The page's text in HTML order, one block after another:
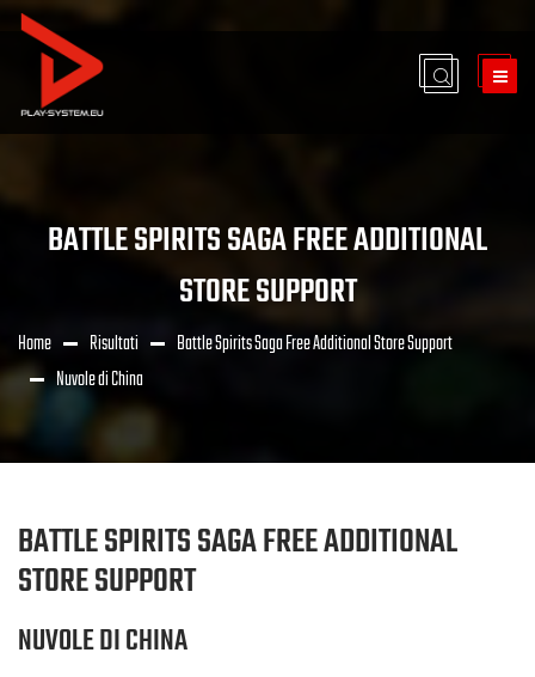
BATTLE SPIRITS SAGA FREE ADDITIONAL
STORE SUPPORT
Home Risultati
Battle Spirits Saga Free Additional Store Support
Nuvole di China
BATTLE SPIRITS SAGA FREE ADDITIONAL
STORE SUPPORT
NUVOLE DI CHINA